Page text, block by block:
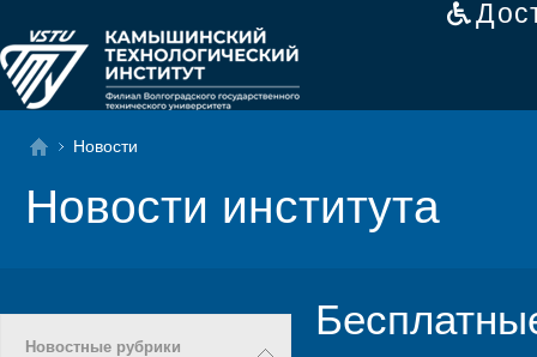
Новости
Новости института
Новостные рубрики